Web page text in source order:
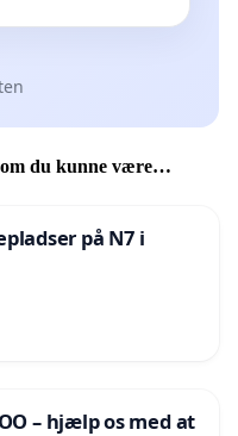
du kunne være
på N7 i
– hjælp os med at